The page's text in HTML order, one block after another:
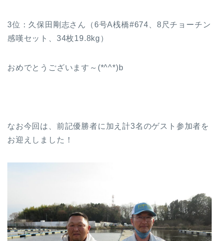
3位：久保田剛志さん（6号A桟橋#674、8尺チョーチン
感嘆セット、34枚19.8kg）
おめでとうございます～(*^^*)b
なお今回は、前記優勝者に加え計3名のゲスト参加者を
お迎えしました！